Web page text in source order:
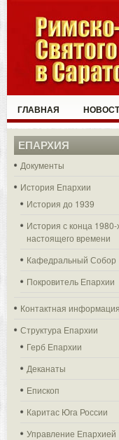
ГЛАВНАЯ
ЕПАРХИЯ
Документы
История Епархии
История до 1939
История с конца 1980-
настоящего времени
Кафедральный Собор
Покровитель Епархии
Контактная информация
Структура Епархии
Герб Епархии
Деканаты
Епископ
Каритас Юга России
Управление Епархией